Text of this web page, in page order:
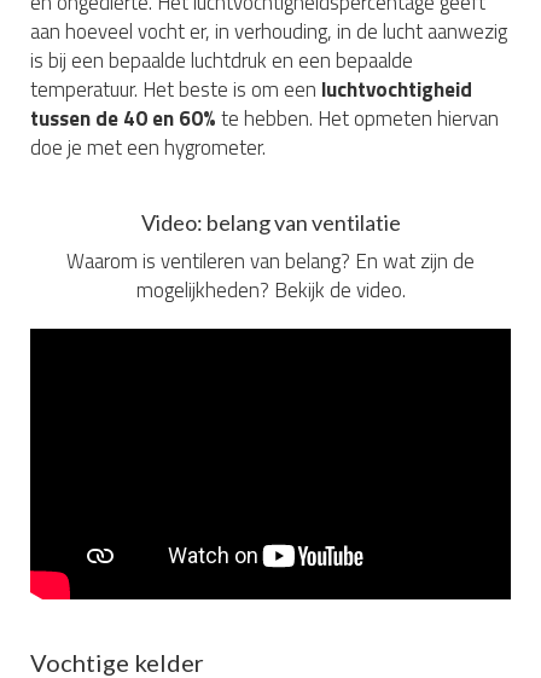
aan hoeveel vocht er, in verhouding, in de lucht aanwezig
is bij een bepaalde luchtdruk en een bepaalde
temperatuur. Het beste is om een luchtvochtigheid
tussen de 40 en 60%te hebben. Het opmeten hiervan
doe je met een hygrometer.
Video: belang van ventilatie
Waarom is ventileren van belang? En wat zijn de
mogelijkheden? Bekijk de video.
Vochtige kelder